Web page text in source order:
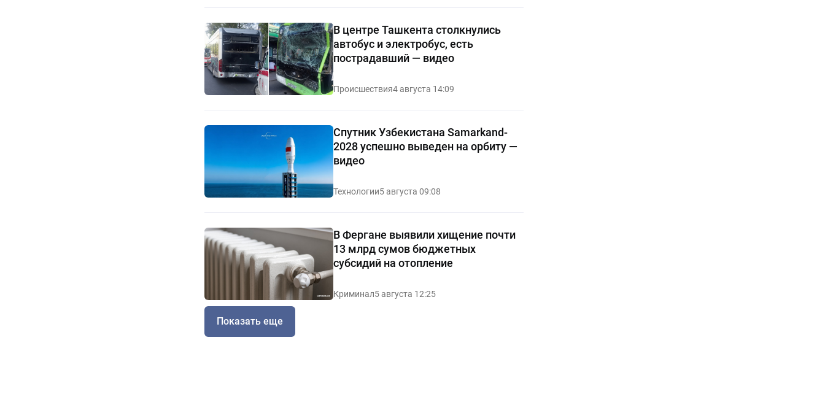
В центре Ташкента столкнулись
автобус и электробус, есть
пострадавший — видео
Происшествия4 августа 14:09
Спутник Узбекистана Samarkand-
2028 успешно выведен на орбиту —
видео
Технологии5 августа 09:08
В Фергане выявили хищение почти
13 млрд сумов бюджетных
субсидий на отопление
Криминал5 августа 12:25
Показать еще